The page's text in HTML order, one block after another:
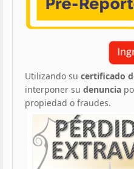
Utilizando su certificado
interponer su denuncia
propiedad o fraudes.